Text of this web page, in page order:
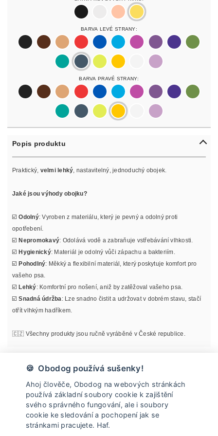
black
silver rosegoldgold
Barva Levé Strany:
black
darkbrownlightbrown
red blue lightbluelightpurplepurpur purple olive
pastelgreen
petrol neonyellow
yellow white lilac
Barva Pravé Strany:
black
darkbrownlightbrown
red blue lightbluelightpurplepurpur purple olive
pastelgreen
petrol neonyellow
yellow white lilac
Popis produktu
Praktický, velmi lehký , nastavitelný, jednoduchý obojek.
Jaké jsou výhody obojku?
☑️Odolný: Vyroben z materiálu, který je pevný a odolný proti
opotřebení.
☑️Nepromokavý: Odolává vodě a zabraňuje vstřebávání vlhkosti.
☑️Hygienický: Materiál je odolný vůči zápachu a bakteriím.
☑️Pohodlný: Měkký a flexibilní materiál, který poskytuje komfort pro
vašeho psa.
☑️Lehký: Komfortní pro nošení, aniž by zatěžoval vašeho psa.
☑️Snadná údržba : Lze snadno čistit a udržovat v dobrém stavu, stačí
otřít vlhkým hadříkem.
🇨🇿 Všechny produkty jsou ručně vyráběné v České republice.
Informace o velikosti
Údržba
🍪 Obodog používá sušenky!
Ahoj člověče, Obodog na webových stránkách
používá základní soubory cookie k zajištění
svého správného fungování, ale i soubory
cookie ke sledování a pochopení jak se
stránkami pracujete. Haf.